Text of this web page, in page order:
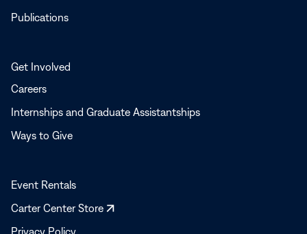
Publications
Get Involved
Careers
Internships and Graduate Assistantships
Ways to Give
Event Rentals
Carter Center Store
Opens
Privacy Policy